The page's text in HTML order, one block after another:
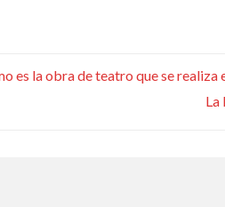
es la obra de teatro que se realiza
La